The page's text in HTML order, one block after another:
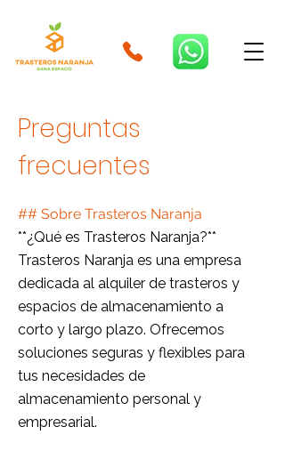
Preguntas
frecuentes
## Sobre Trasteros Naranja
**¿Qué es Trasteros Naranja?**
Trasteros Naranja es una empresa
dedicada al alquiler de trasteros y
espacios de almacenamiento a
corto y largo plazo. Ofrecemos
soluciones seguras y flexibles para
tus necesidades de
almacenamiento personal y
empresarial.